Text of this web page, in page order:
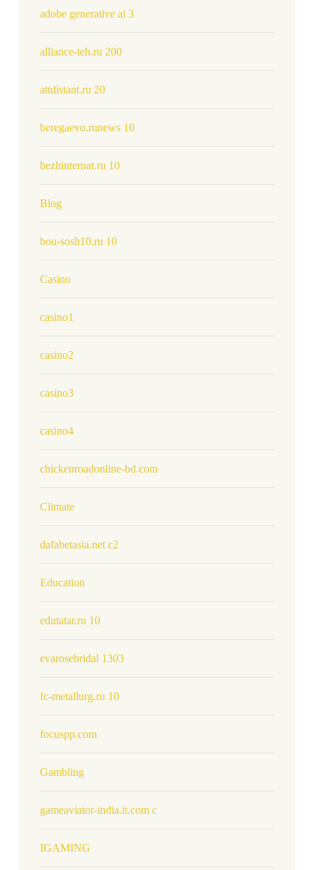
adobe generative ai 3
alliance-teh.ru 200
attdistant.ru 20
beregaevo.runews 10
bezhinternat.ru 10
Blog
bou-sosh10.ru 10
Casino
casino1
casino2
casino3
casino4
chickenroadonline-bd.com
Climate
dafabetasia.net c2
Education
edutatar.ru 10
evarosebridal 1303
fc-metallurg.ru 10
focuspp.com
Gambling
gameaviator-india.it.com c
IGAMING